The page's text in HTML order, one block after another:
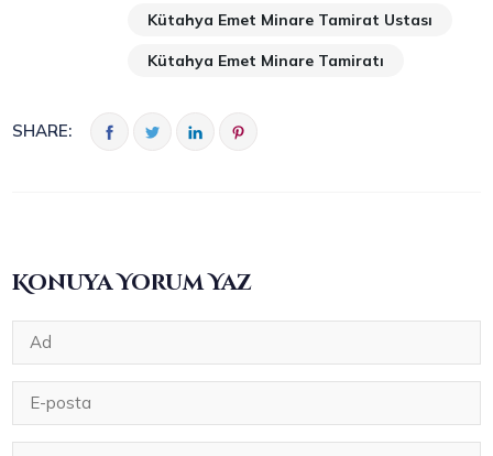
Kütahya Emet Minare Tamirat Ustası
Kütahya Emet Minare Tamiratı
SHARE:
Konuya Yorum Yaz